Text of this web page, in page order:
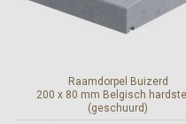
Raamdorpel Buizerd
200 x 80 mm Belgisch
(geschuurd)